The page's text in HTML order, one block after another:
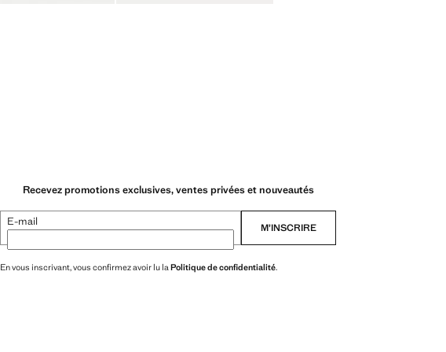
Recevez promotions exclusives, ventes privées et nouveautés
E-mail M’INSCRIRE
En vous inscrivant, vous confirmez avoir lu laPolitique de confidentialité.